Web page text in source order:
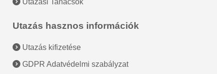
Utazási Tanácsok
Utazás hasznos információk
Utazás kifizetése
GDPR Adatvédelmi szabályzat